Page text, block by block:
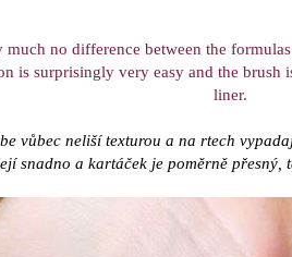
no difference between the
is surprisingly very easy and the brush
liner.
vůbec neliší texturou a na rtech
snadno a kartáček je poměrně